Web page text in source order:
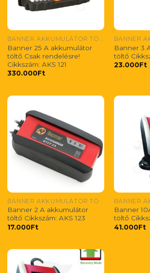
Banner 25 A akkumulátor
töltő Csak rendelésre!
Cikkszám: AKS 121
330.000Ft
Banner 3
töltő
23.000Ft
Banner 2 A akkumulátor
töltő Cikkszám: AKS 123
17.000Ft
Banner
töltő
41.000Ft